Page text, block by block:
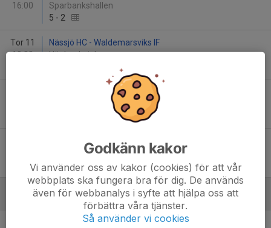
16:00
Sparbankshallen
5 - 2
Tor 11
19:00
Nässjö HC - Waldemarsviks IF
Höglandsrinken
Waldemarsviks IF - Sölvesborgs IK
Sparbankshallen
IK Guts Finspång - Waldemarsviks IF
Arena Grosvad
2 - 10
Januari - 2026
TAIF Löfstad - Waldemarsviks IF
Godkänn kakor
Vi använder oss av kakor (cookies) för att vår
webbplats ska fungera bra för dig. De används
även för webbanalys i syfte att hjälpa oss att
förbättra våra tjänster.
Så använder vi cookies